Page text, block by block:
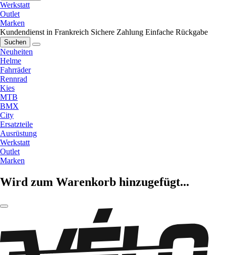
Werkstatt
Outlet
Marken
Kundendienst in Frankreich Sichere Zahlung Einfache Rückgabe
Suchen
Neuheiten
Helme
Fahrräder
Rennrad
Kies
MTB
BMX
City
Ersatzteile
Ausrüstung
Werkstatt
Outlet
Marken
Wird zum Warenkorb hinzugefügt...